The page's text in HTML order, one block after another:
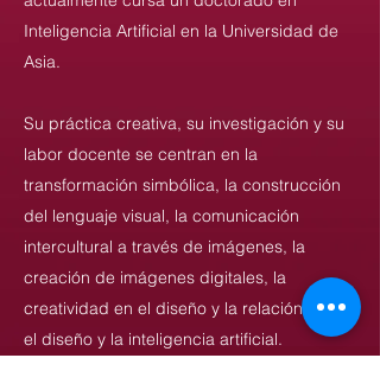
Inteligencia Artificial en la Universidad de
Asia.
Su práctica creativa, su investigación y su
labor docente se centran en la
transformación simbólica, la construcción
del lenguaje visual, la comunicación
intercultural a través de imágenes, la
creación de imágenes digitales, la
creatividad en el diseño y la relación entre
el diseño y la inteligencia artificial.